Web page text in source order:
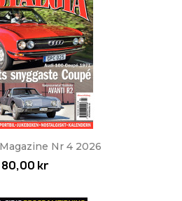
Nr 4 2026
80,00 kr